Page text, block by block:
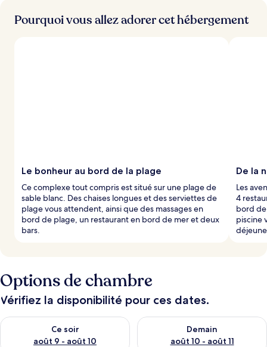
Pourquoi vous allez adorer cet hébergement
Le bonheur au bord de la plage
Ce complexe tout compris est situé sur une plage de
sable blanc. Des chaises longues et des serviettes de
plage vous attendent, ainsi que des massages en
bord de plage, un restaurant en bord de mer et deux
bars.
De la
Les
4
bord de
piscine
Options de chambre
Vérifiez la disponibilité pour ces dates.
Ce soir
août 9 - août 10
Vérifier la disponibilité pour ce soir août 9 - août 10
Demain
août 10 - août 11
Vérifier la disponibilité pour